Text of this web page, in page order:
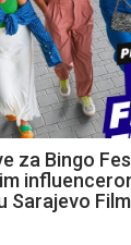
za Bingo
Sarajevo